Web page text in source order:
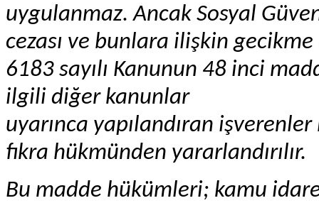
uygulanmaz. Ancak Sosyal
cezası ve bunlara ilişkin gecikme
6183 sayılı Kanunun 48 inci
ilgili diğer kanunlar
uyarınca yapılandıran
fıkra hükmünden yararlandırılır.
Bu madde hükümleri; kamu